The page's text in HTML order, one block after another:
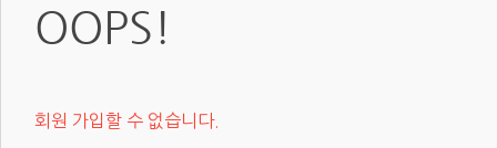
OOPS!
회원 가입할 수 없습니다.